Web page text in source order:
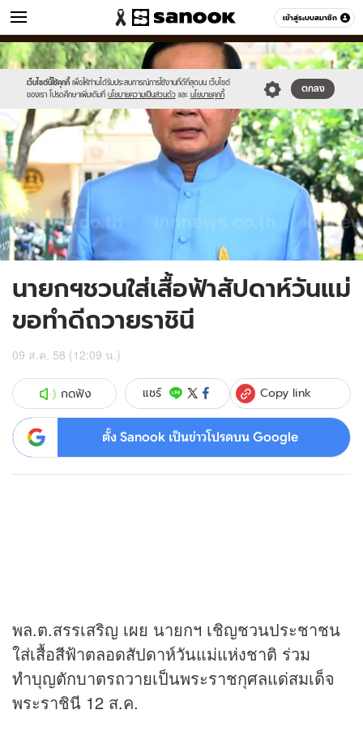
เข้าสู่ระบบสมาชิก
ข่าว หมวดอื่นๆ
เว็บไซต์นี้ใช้คุกกี้ เพื่อให้ท่านได้รับประสบการณ์การใช้งานที่ดีที่สุดบน เว็บไซต์
ของเรา โปรดศึกษาเพิ่มเติมที่ นโยบายความเป็นส่วนตัว และ นโยบายคุกกี้
ตกลง
Sanook
//s.isanook.com/sr/0/images/logo-
new-
sanook.png
600
60
//s.isanook.com/ns/0/ud/368/1844526/637783-
01.jpg
นายกฯชวนใส่เสื้อฟ้าสัปดาห์วันแม่
ขอทำดีถวายราชินี
09 ส.ค. 58 (12:09 น.)
กดฟัง แชร์ Copy link
ตั้ง Sanook เป็นข่าวโปรดบน Google
พล.ต.สรรเสริญ เผย นายกฯ เชิญชวนประชาชน
ใส่เสื้อสีฟ้าตลอดสัปดาห์วันแม่แห่งชาติ ร่วม
ทำบุญตักบาตรถวายเป็นพระราชกุศลแด่สมเด็จ
พระราชินี 12 ส.ค.